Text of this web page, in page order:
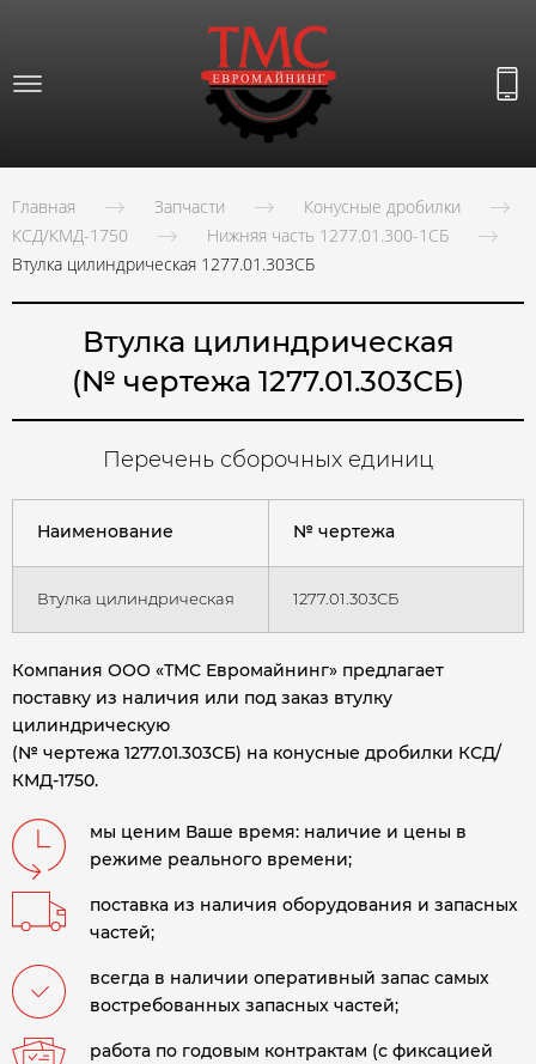
Главная Запчасти
Конусные дробилки
КСД/КМД-1750
Нижняя часть 1277.01.300-1СБ
Втулка цилиндрическая 1277.01.303СБ
Втулка цилиндрическая
(№ чертежа 1277.01.303СБ)
Перечень сборочных единиц
Наименование № чертежа
Втулка цилиндрическая 1277.01.303СБ
Компания ООО «ТМС Евромайнинг» предлагает
поставку из наличия или под заказ втулку
цилиндрическую
(№ чертежа 1277.01.303СБ) на конусные дробилки КСД/
КМД-1750.
мы ценим Ваше время: наличие и цены в
режиме реального времени;
поставка из наличия оборудования и запасных
частей;
всегда в наличии оперативный запас самых
востребованных запасных частей;
работа по годовым контрактам (с фиксацией